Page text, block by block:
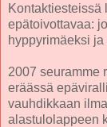
Kontaktiesteissä
epätoivottavaa:
hyppyrimäeksi
2007 seuramme
eräässä
vauhdikkaan
alastulolappeen